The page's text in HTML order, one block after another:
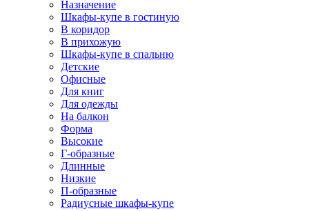
Назначение
Шкафы-купе в гостиную
В коридор
В прихожую
Шкафы-купе в спальню
Детские
Офисные
Для книг
Для одежды
На балкон
Форма
Высокие
Г-образные
Длинные
Низкие
П-образные
Радиусные шкафы-купе